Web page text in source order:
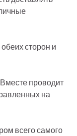
сторон и
проводит
на
всего самого